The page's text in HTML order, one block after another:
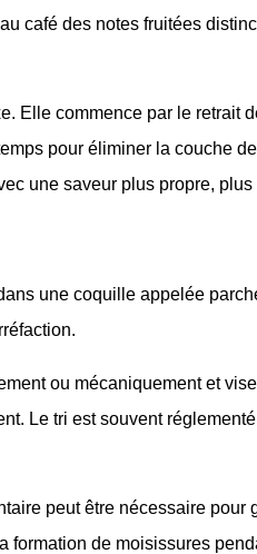
café des notes fruitées
Elle commence par le retrait
pour éliminer la couche
une saveur plus propre,
une coquille appelée
ou mécaniquement et
Le tri est souvent
peut être nécessaire
formation de moisissures